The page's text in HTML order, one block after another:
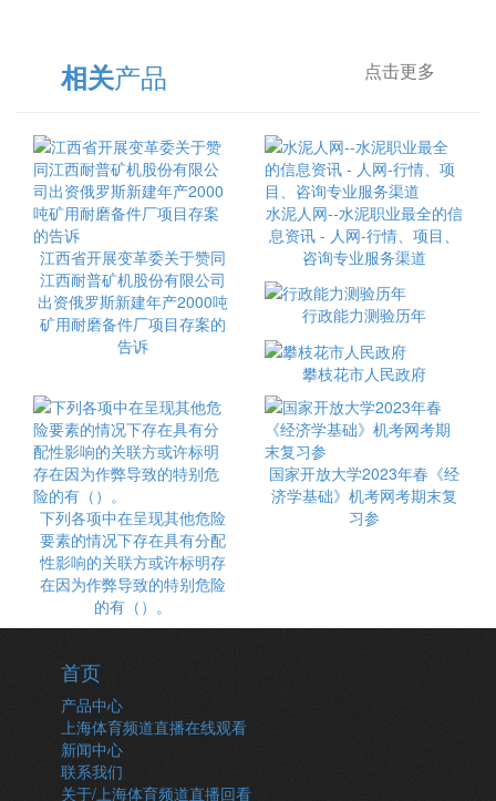
相关产品 点击更多
江西省开展变革委关于赞同
江西耐普矿机股份有限公司
出资俄罗斯新建年产2000吨
矿用耐磨备件厂项目存案的
告诉
水泥人网--水泥职业最全的信
息资讯 - 人网-行情、项目、
咨询专业服务渠道
行政能力测验历年
攀枝花市人民政府
下列各项中在呈现其他危险
要素的情况下存在具有分配
性影响的关联方或许标明存
在因为作弊导致的特别危险
的有（）。
国家开放大学2023年春《经
济学基础》机考网考期末复
习参
首页
产品中心
上海体育频道直播在线观看
新闻中心
联系我们
关于/上海体育频道直播回看